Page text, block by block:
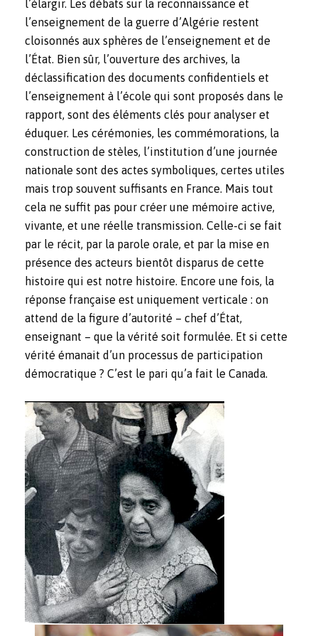
l’élargir. Les débats sur la reconnaissance et
l’enseignement de la guerre d’Algérie restent
cloisonnés aux sphères de l’enseignement et de
l’État. Bien sûr, l’ouverture des archives, la
déclassification des documents confidentiels et
l’enseignement à l’école qui sont proposés dans le
rapport, sont des éléments clés pour analyser et
éduquer. Les cérémonies, les commémorations, la
construction de stèles, l’institution d’une journée
nationale sont des actes symboliques, certes utiles
mais trop souvent suffisants en France. Mais tout
cela ne suffit pas pour créer une mémoire active,
vivante, et une réelle transmission. Celle-ci se fait
par le récit, par la parole orale, et par la mise en
présence des acteurs bientôt disparus de cette
histoire qui est notre histoire. Encore une fois, la
réponse française est uniquement verticale : on
attend de la figure d’autorité – chef d’État,
enseignant – que la vérité soit formulée. Et si cette
vérité émanait d’un processus de participation
démocratique ? C’est le pari qu’a fait le Canada.